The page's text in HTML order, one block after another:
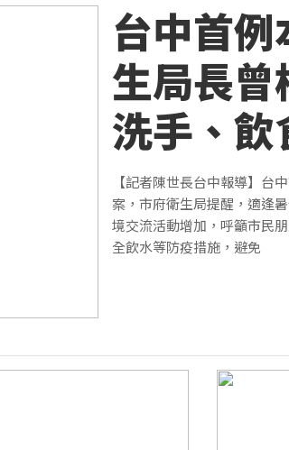
台中首
生局長
洗手、飲
【記者陳世長台中報導】台
案，市府衛生局提醒，適逢
境交流活動增加，呼籲市民
全飲水等防疫措施，避免